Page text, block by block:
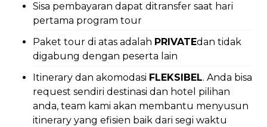
Sisa pembayaran dapat ditransfer saat hari
pertama program tour
Paket tour di atas adalah PRIVATEdan tidak
digabung dengan peserta lain
Itinerary dan akomodasi FLEKSIBEL. Anda bisa
request sendiri destinasi dan hotel pilihan
anda, team kami akan membantu menyusun
itinerary yang efisien baik dari segi waktu